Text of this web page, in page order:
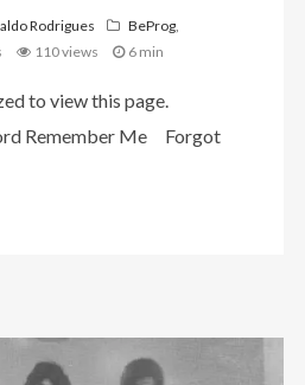
Rodrigues BeProg,
110 views 6 min
to view this page.
Remember Me Forgot